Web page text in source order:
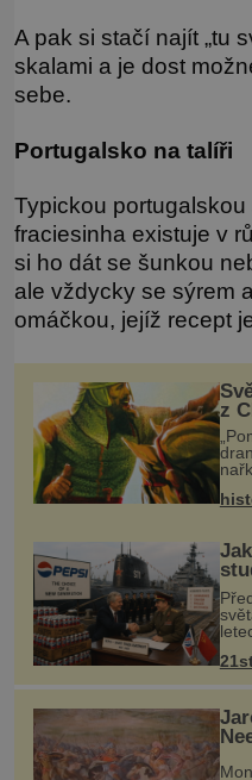
A pak si stačí najít „tu
skalami a je dost
sebe.
Portugalsko na talíři
Typickou
fraciesinha existuje v
si ho dát se šunkou
ale vždycky se sýrem
omáčkou, jejíž recept
z